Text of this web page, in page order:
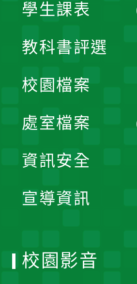
學生課表
教科書評選
校園檔案
處室檔案
資訊安全
宣導資訊
校園影音